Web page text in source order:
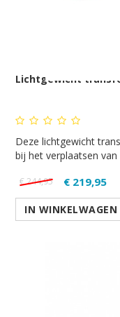
Lichtgewicht
Deze lichtgewicht
bij het verplaatsen van
€ 244,95 € 219,95
IN WINKELWAGEN